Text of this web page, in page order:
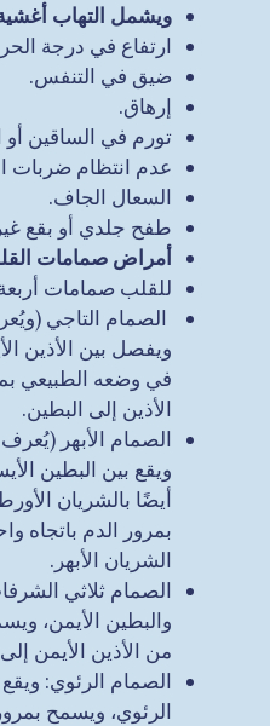
ويشمل التهاب أغشية
ارتفاع في درجة
ضيق في التنفس.
إرهاق.
تورم في الساقين أو
عدم انتظام ضربات
السعال الجاف.
طفح جلدي أو بقع
أمراض صمامات
للقلب صمامات
الصمام التاجي
ويفصل بين الأذين
في وضعه الطبيعي
الأذين إلى البطين.
الصمام الأبهر
ويقع بين البطين
أيضًا بالشريان
بمرور الدم باتجاه
الشريان الأبهر.
الصمام ثلاثي
والبطين الأيمن،
من الأذين الأيمن
الصمام الرئوي:
الرئوي، ويسمح